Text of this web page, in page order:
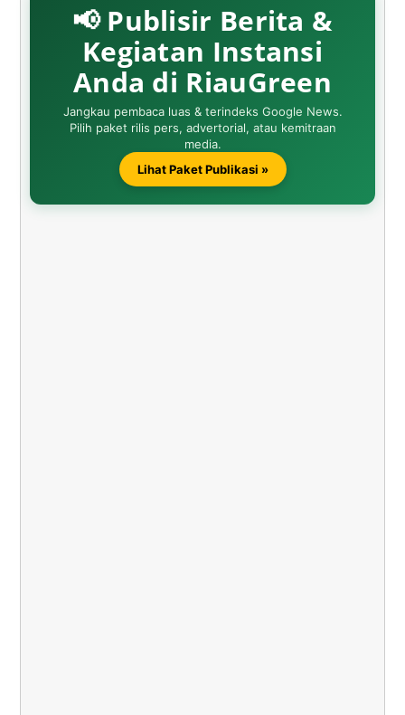
📢 Publisir Berita &
Kegiatan Instansi
Anda di RiauGreen
Jangkau pembaca luas & terindeks Google News.
Pilih paket rilis pers, advertorial, atau kemitraan
media.
Lihat Paket Publikasi »